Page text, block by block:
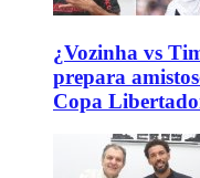
¿Vozinha vs
prepara
Copa